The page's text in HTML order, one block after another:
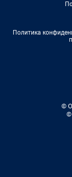
Политика
©
©